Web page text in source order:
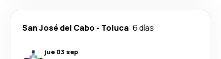
San José del Cabo - Toluca 6 días
jue 03 sep